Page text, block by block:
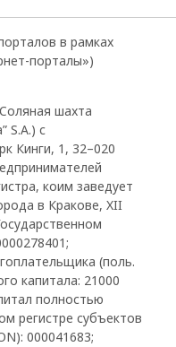
в рамках
порталы»)
шахта
S.A.) с
Кинги, 1, 32–020
коим заведует
в Кракове, XII
(поль.
капитала: 21000
полностью
регистре субъектов
000041683;